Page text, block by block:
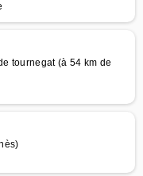
tournegat (à 54 km de